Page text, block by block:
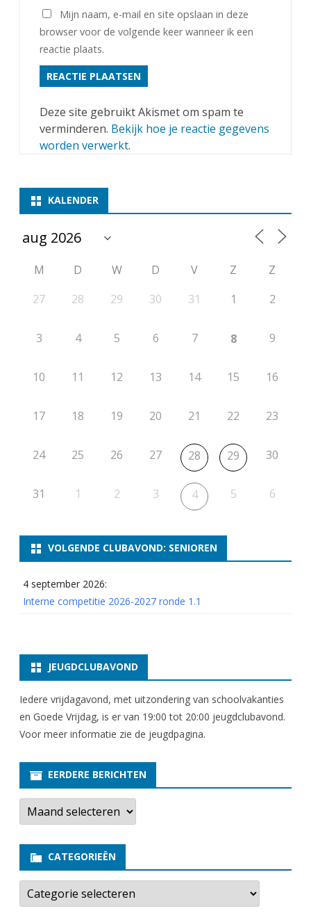
Mijn naam, e-mail en site opslaan in deze
browser voor de volgende keer wanneer ik een
reactie plaats.
Deze site gebruikt Akismet om spam te
verminderen. Bekijk hoe je reactie gegevens
worden verwerkt.
KALENDER
M D W D V Z
Z
27
28 29 30 31 1 2
3 4 5 6 7 8 9
10 11 12 13 14 15 16
17 18 19 20 21 22 23
24 25 26 27 28 29 30
31 1 2 3 4 5 6
VOLGENDE CLUBAVOND: SENIOREN
4 september 2026:
Interne competitie 2026-2027 ronde 1.1
JEUGDCLUBAVOND
Iedere vrijdagavond, met uitzondering van schoolvakanties
en Goede Vrijdag, is er van 19:00 tot 20:00 jeugdclubavond.
Voor meer informatie zie de jeugdpagina.
EERDERE BERICHTEN
E
r
e
e
b
r
CATEGORIEËN
C
t